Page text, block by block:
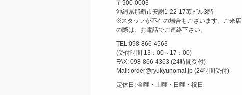
〒900-0003
沖縄県那覇市安謝1-22-17苺ビル3階
※スタッフが不在の場合もございます。ご来店
の際は、お電話でご連絡下さい。
TEL:098-866-4563
(受付時間 13：00～17：00)
FAX: 098-866-4363 (24時間受付)
Mail: order@ryukyunomai.jp (24時間受付)
定休日: 金曜・土曜・日曜・祝日